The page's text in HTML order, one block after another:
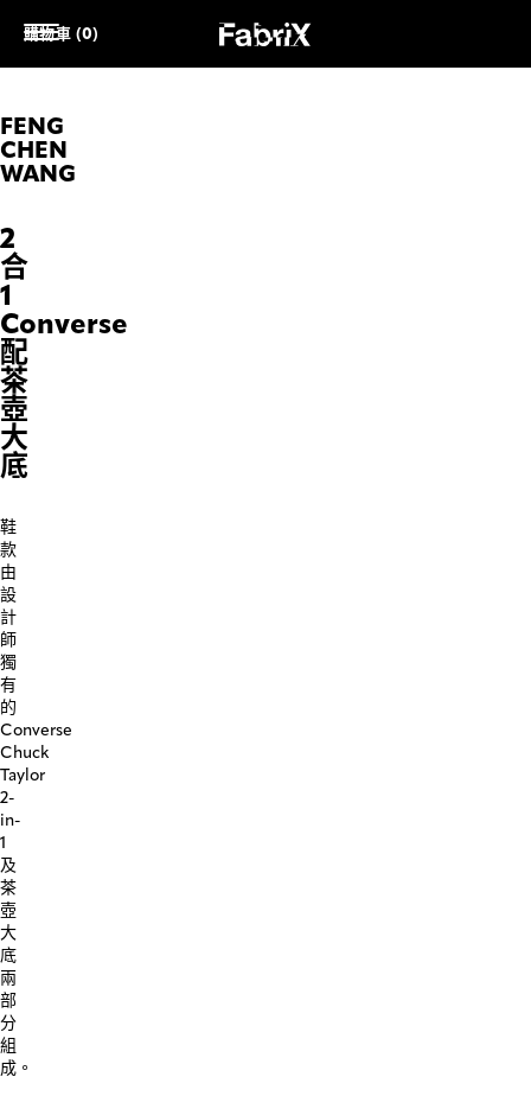
購物車 (0)
FENG
CHEN
WANG
2
合
1
Converse
配
茶
壺
大
底
鞋
款
由
設
計
師
獨
有
的
Converse
Chuck
Taylor
2-
in-
1
及
茶
壺
大
底
兩
部
分
組
成。